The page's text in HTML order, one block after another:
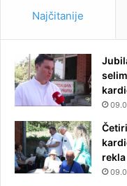
Najčitanije